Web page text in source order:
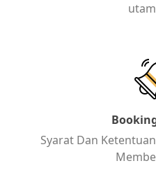
Syarat Dan